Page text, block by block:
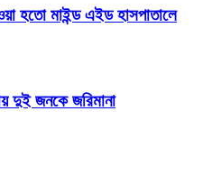
হতো মাইন্ড এইড হাসপাতালে
দুই জনকে জরিমানা